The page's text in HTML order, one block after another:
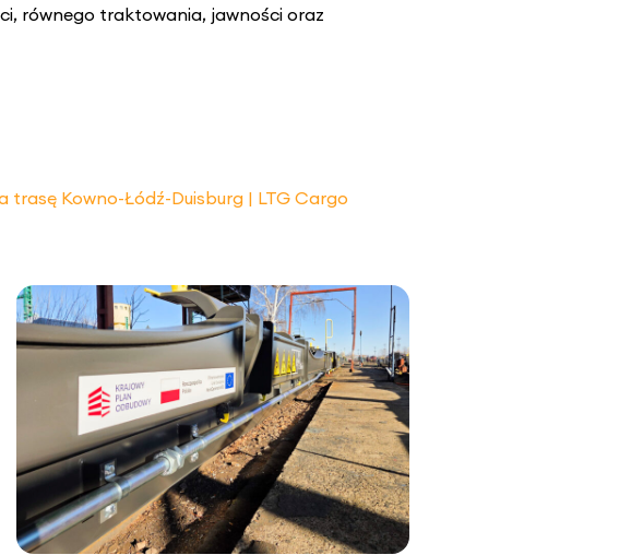
równego traktowania, jawności oraz
trasę Kowno-Łódź-Duisburg | LTG Cargo